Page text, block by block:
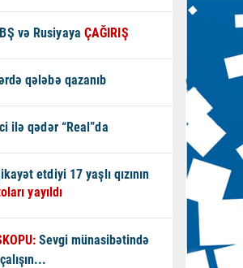
və Rusiyaya ÇAĞIRIŞ
qələbə qazanıb
ilə qədər “Real”da
etdiyi 17 yaşlı qızının
yayıldı
Sevgi münasibətində